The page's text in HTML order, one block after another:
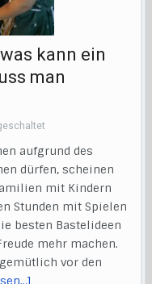
kann ein
man
aufgrund des
dürfen, scheinen
mit Kindern
Stunden mit Spielen
besten Bastelideen
mehr machen.
vor den